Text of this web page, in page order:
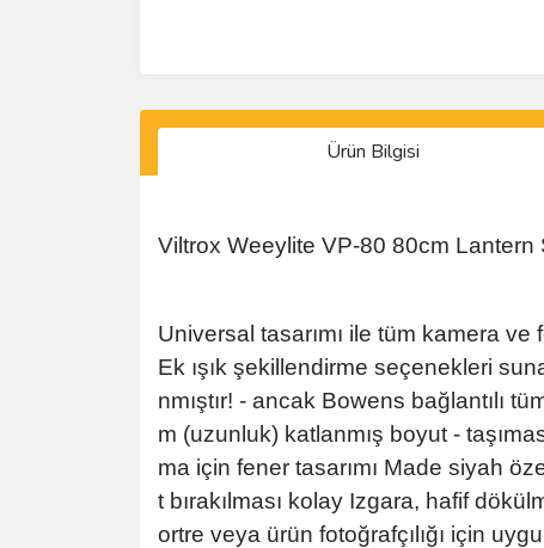
Ürün Bilgisi
Viltrox Weeylite VP-80 80cm Lantern
Universal tasarımı ile tüm kamera ve
Ek ışık şekillendirme seçenekleri
nmıştır! - ancak Bowens bağlantılı
m (uzunluk) katlanmış boyut -
ma için fener tasarımı Made siyah
t bırakılması kolay Izgara, hafif
ortre veya ürün fotoğrafçılığı için